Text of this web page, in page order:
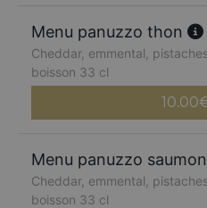
Menu panuzzo thon
Cheddar, emmental,
boisson 33 cl
10.00
Menu panuzzo saumon
Cheddar, emmental,
boisson 33 cl